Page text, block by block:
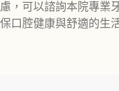
慮，可以諮詢本院專業
保口腔健康與舒適的生